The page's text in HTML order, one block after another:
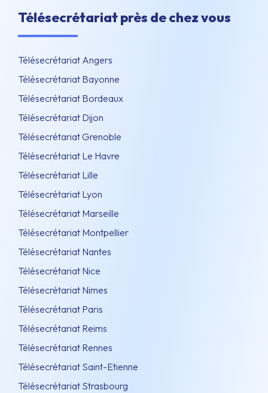
Télésecrétariat près de chez vous
Télésecrétariat Angers
Télésecrétariat Bayonne
Télésecrétariat Bordeaux
Télésecrétariat Dijon
Télésecrétariat Grenoble
Télésecrétariat Le Havre
Télésecrétariat Lille
Télésecrétariat Lyon
Télésecrétariat Marseille
Télésecrétariat Montpellier
Télésecrétariat Nantes
Télésecrétariat Nice
Télésecrétariat Nimes
Télésecrétariat Paris
Télésecrétariat Reims
Télésecrétariat Rennes
Télésecrétariat Saint-Etienne
Télésecrétariat Strasbourg